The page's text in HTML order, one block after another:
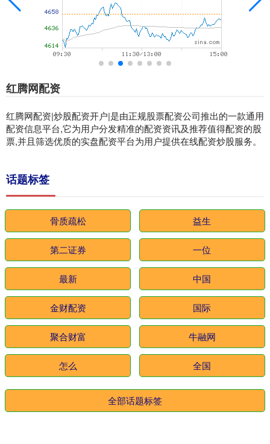
红腾网配资
红腾网配资|炒股配资开户|是由正规股票配资公司推出的一款通用
配资信息平台,它为用户分发精准的配资资讯及推荐值得配资的股
票,并且筛选优质的实盘配资平台为用户提供在线配资炒股服务。
话题标签
骨质疏松 益生
第二证券 一位
最新 中国
金财配资 国际
聚合财富 牛融网
怎么 全国
全部话题标签